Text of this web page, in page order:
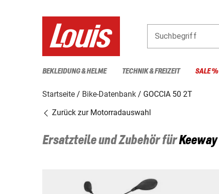
Suchbegriff
BEKLEIDUNG & HELME TECHNIK & FREIZEIT SALE %
Startseite Bike-Datenbank
GOCCIA 50 2T
Zurück zur Motorradauswahl
Ersatzteile und Zubehör fürKeeway